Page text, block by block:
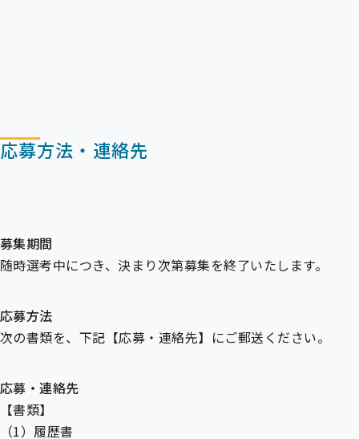
応募方法・連絡先
募集期間
随時選考中につき、決まり次第募集を終了いたします。
応募方法
次の書類を、下記【応募・連絡先】にご郵送ください。
応募・連絡先
【書類】
（1）履歴書